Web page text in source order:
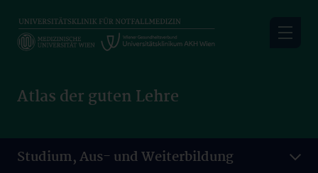
main
Atlas der guten Lehre
Studium, Aus- und Weiterbildung